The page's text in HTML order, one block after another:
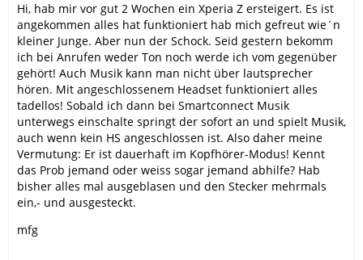
Hi, hab mir vor gut 2 Wochen ein Xperia Z ersteigert. Es ist
angekommen alles hat funktioniert hab mich gefreut wie´n
kleiner Junge. Aber nun der Schock. Seid gestern bekomm
ich bei Anrufen weder Ton noch werde ich vom gegenüber
gehört! Auch Musik kann man nicht über lautsprecher
hören. Mit angeschlossenem Headset funktioniert alles
tadellos! Sobald ich dann bei Smartconnect Musik
unterwegs einschalte springt der sofort an und spielt Musik,
auch wenn kein HS angeschlossen ist. Also daher meine
Vermutung: Er ist dauerhaft im Kopfhörer-Modus! Kennt
das Prob jemand oder weiss sogar jemand abhilfe? Hab
bisher alles mal ausgeblasen und den Stecker mehrmals
ein,- und ausgesteckt.
mfg